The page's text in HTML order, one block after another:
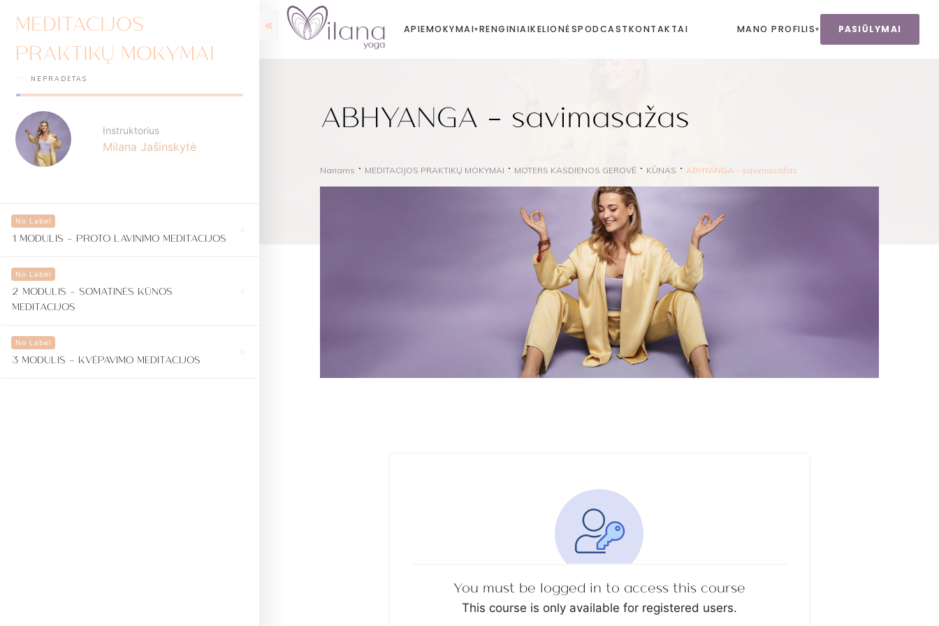
APIEMOKYMAI▾RENGINIAIKELIONĖSPODCASTKONTAKTAI MANO PROFILIS▾ PASIŪLYMAI
ABHYANGA – savimasažas
Nariams MEDITACIJOS PRAKTIKŲ MOKYMAI MOTERS KASDIENOS GEROVĖ KŪNAS ABHYANGA – savimasažas
You must be logged in to access this course
This course is only available for registered users.
MEDITACIJOS
PRAKTIKŲ MOKYMAI
NEPRADĖTAS
Instruktorius
Milana Jašinskytė
No Label
1 MODULIS - PROTO LAVINIMO MEDITACIJOS
No Label
2 MODULIS - SOMATINĖS KŪNOS
MEDITACIJOS
No Label
3 MODULIS - KVĖPAVIMO MEDITACIJOS